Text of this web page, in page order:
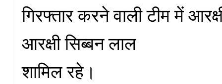
गिरफ्तार करने वाली टीम में
आरक्षी सिब्बन लाल
शामिल रहे।